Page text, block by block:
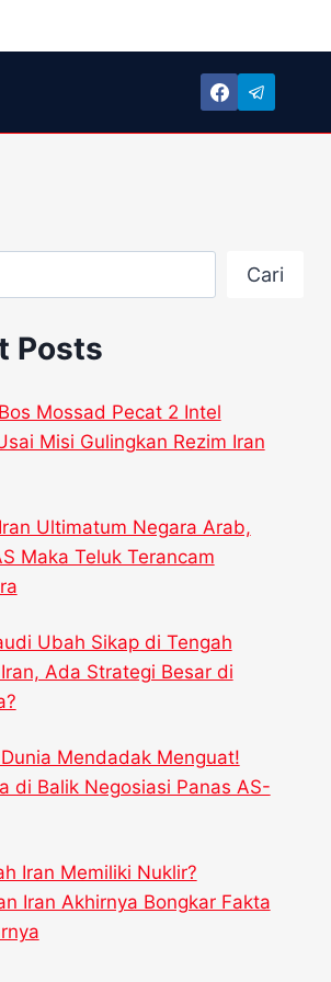
Cari
Posts
Mossad Pecat 2 Intel
Misi Gulingkan Rezim Iran
Ultimatum Negara Arab,
Maka Teluk Terancam
Ubah Sikap di Tengah
Ada Strategi Besar di
Mendadak Menguat!
di Balik Negosiasi Panas AS-
Iran Memiliki Nuklir?
Iran Akhirnya Bongkar Fakta